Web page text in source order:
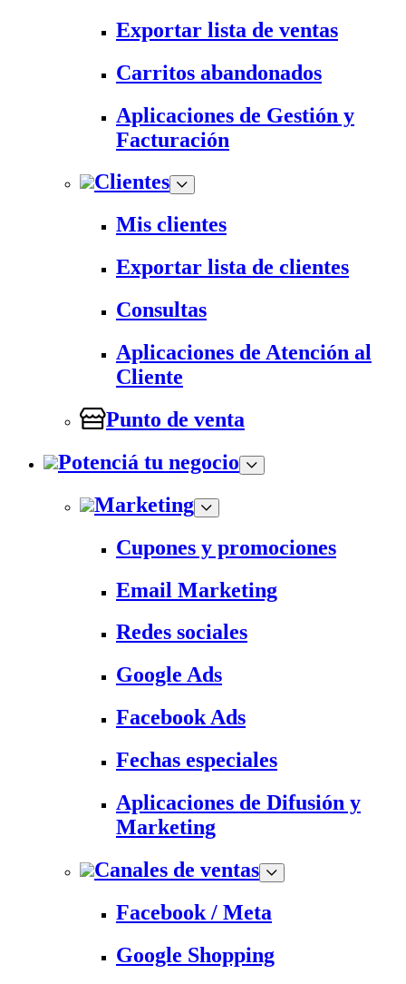
Exportar lista de ventas
Carritos abandonados
Aplicaciones de Gestión y
Facturación
Clientes
Mis clientes
Exportar lista de clientes
Consultas
Aplicaciones de Atención al
Cliente
Punto de venta
Potenciá tu negocio
Marketing
Cupones y promociones
Email Marketing
Redes sociales
Google Ads
Facebook Ads
Fechas especiales
Aplicaciones de Difusión y
Marketing
Canales de ventas
Facebook / Meta
Google Shopping